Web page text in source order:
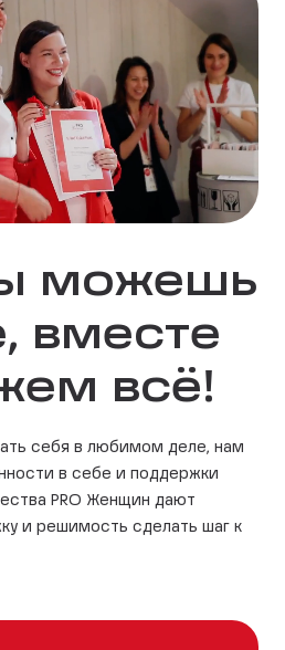
можешь
вместе
всё!
себя в любимом деле, нам
в себе и поддержки
PRO Женщин дают
и решимость сделать шаг к